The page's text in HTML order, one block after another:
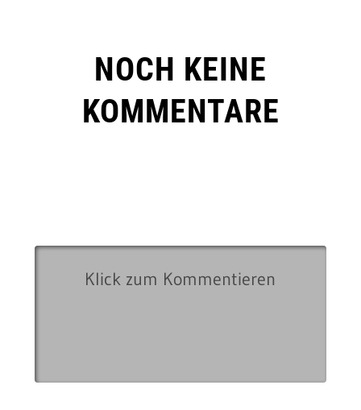
NOCH KEINE
KOMMENTARE